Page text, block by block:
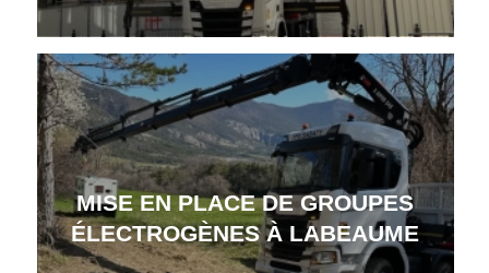
MISE EN PLACE DE GROUPES
ÉLECTROGÈNES À LABEAUME